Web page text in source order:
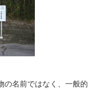
の名前ではなく、一般的